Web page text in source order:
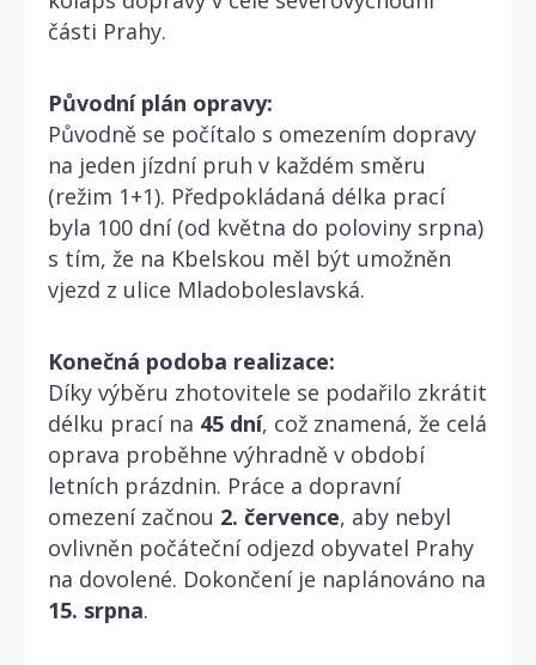
části Prahy.
Původní plán opravy:
Původně se počítalo s omezením dopravy
na jeden jízdní pruh v každém směru
(režim 1+1). Předpokládaná délka prací
byla 100 dní (od května do poloviny srpna)
s tím, že na Kbelskou měl být umožněn
vjezd z ulice Mladoboleslavská.
Konečná podoba realizace:
Díky výběru zhotovitele se podařilo zkrátit
délku prací na 45 dní, což znamená, že celá
oprava proběhne výhradně v období
letních prázdnin. Práce a dopravní
omezení začnou 2. července, aby nebyl
ovlivněn počáteční odjezd obyvatel Prahy
na dovolené. Dokončení je naplánováno na
15. srpna.